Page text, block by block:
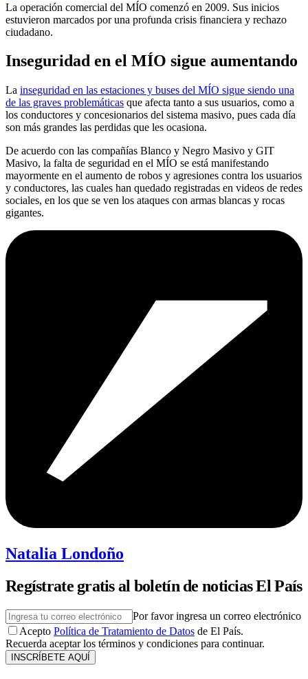
La operación comercial del MÍO comenzó en 2009. Sus inicios
estuvieron marcados por una profunda crisis financiera y rechazo
ciudadano.
Inseguridad en el MÍO sigue aumentando
La inseguridad en las estaciones y buses del MÍO sigue siendo una
de las graves problemáticas que afecta tanto a sus usuarios, como a
los conductores y concesionarios del sistema masivo, pues cada día
son más grandes las perdidas que les ocasiona.
De acuerdo con las compañías Blanco y Negro Masivo y GIT
Masivo, la falta de seguridad en el MÍO se está manifestando
mayormente en el aumento de robos y agresiones contra los usuarios
y conductores, las cuales han quedado registradas en videos de redes
sociales, en los que se ven los ataques con armas blancas y rocas
gigantes.
Natalia Londoño
Regístrate gratis al boletín de noticias El País
Por favor ingresa un correo electrónico
Acepto Política de Tratamiento de Datos de El País.
Recuerda aceptar los términos y condiciones para continuar.
INSCRÍBETE AQUÍ